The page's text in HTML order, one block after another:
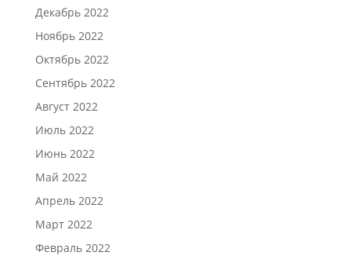
Декабрь 2022
Ноябрь 2022
Октябрь 2022
Сентябрь 2022
Август 2022
Июль 2022
Июнь 2022
Май 2022
Апрель 2022
Март 2022
Февраль 2022